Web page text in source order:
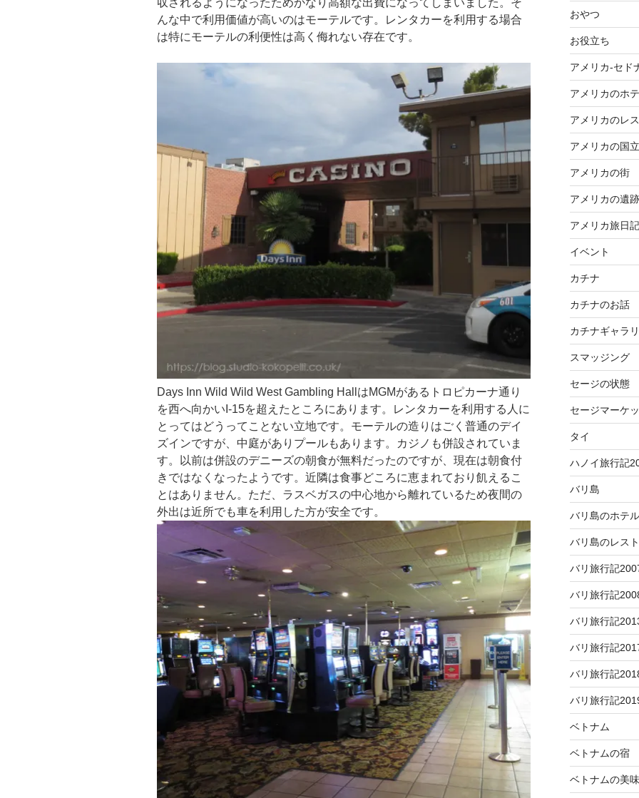
んな中で利用価値が高いのはモーテルです。レンタカーを利用する場合
は特にモーテルの利便性は高く侮れない存在です。
Days Inn Wild Wild West Gambling HallはMGMがあるトロピカーナ通り
を西へ向かいI-15を超えたところにあります。レンタカーを利用する人に
とってはどうってことない立地です。モーテルの造りはごく普通のデイ
ズインですが、中庭がありプールもあります。カジノも併設されていま
す。以前は併設のデニーズの朝食が無料だったのですが、現在は朝食付
きではなくなったようです。近隣は食事どころに恵まれており飢えるこ
とはありません。ただ、ラスベガスの中心地から離れているため夜間の
外出は近所でも車を利用した方が安全です。
おやつ
お役立ち
アメリカ-セド
アメリカのホ
アメリカのレ
アメリカの国
アメリカの街
アメリカの遺
アメリカ旅日記
イベント
カチナ
カチナのお話
カチナギャラ
スマッジング
セージの状態
セージマーケ
タイ
ハノイ旅行記
バリ島
バリ島のホテル
バリ島のレス
バリ旅行記
バリ旅行記
バリ旅行記
バリ旅行記
バリ旅行記
バリ旅行記
ベトナム
ベトナムの宿
ベトナムの美